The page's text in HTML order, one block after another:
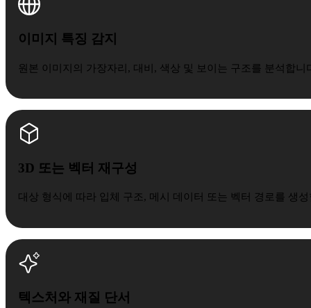
이미지 특징 감지
원본 이미지의 가장자리, 대비, 색상 및 보이는 구조를 분석합니
3D 또는 벡터 재구성
대상 형식에 따라 입체 구조, 메시 데이터 또는 벡터 경로를 생
텍스처와 재질 단서